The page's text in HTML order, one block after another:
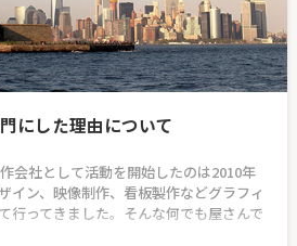
にした理由について
会社として活動を開始したのは2010年
イン、映像制作、看板製作などグラフィ
行ってきました。そんな何でも屋さんで